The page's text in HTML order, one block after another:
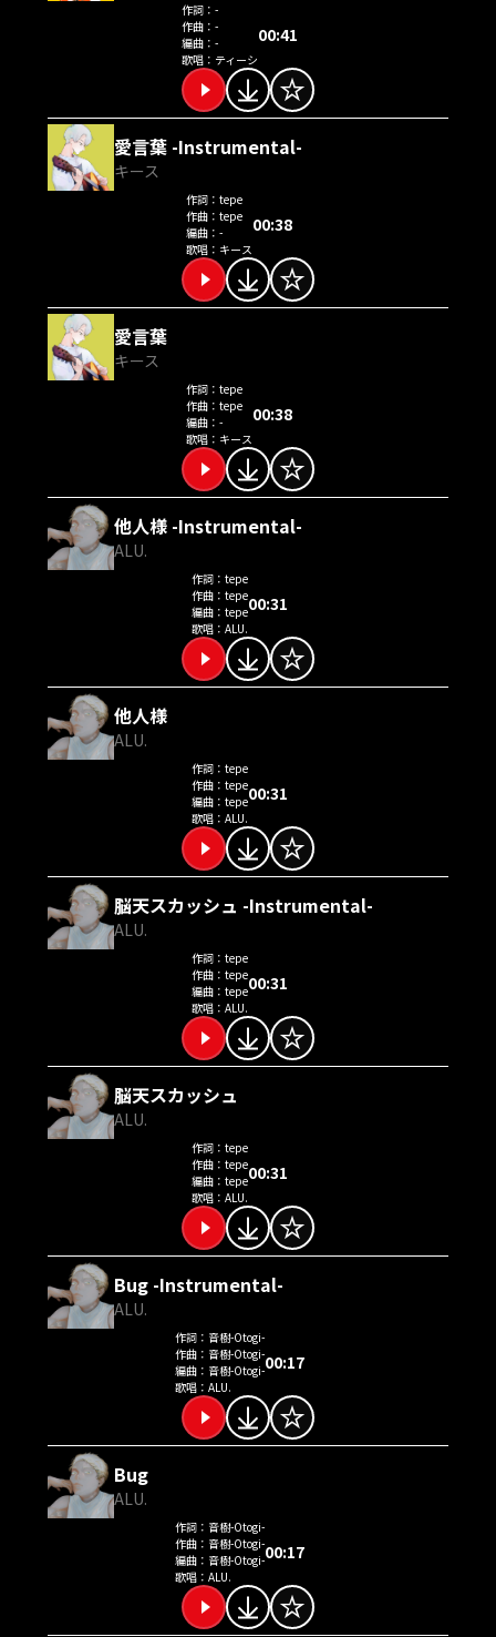
作詞： -
作曲： -
編曲： -
歌唱： ティーシ
00:41
愛言葉 -Instrumental-
キース
作詞：tepe
作曲：tepe
編曲：-
歌唱： キース
00:38
愛言葉
キース
作詞：tepe
作曲：tepe
編曲：-
歌唱： キース
00:38
他人様 -Instrumental-
ALU.
作詞： tepe
作曲： tepe
編曲： tepe
歌唱： ALU.
00:31
他人様
ALU.
作詞： tepe
作曲： tepe
編曲： tepe
歌唱： ALU.
00:31
脳天スカッシュ -Instrumental-
ALU.
作詞： tepe
作曲： tepe
編曲： tepe
歌唱： ALU.
00:31
脳天スカッシュ
ALU.
作詞： tepe
作曲： tepe
編曲： tepe
歌唱： ALU.
00:31
Bug -Instrumental-
ALU.
作詞： 音樹-Otogi-
作曲： 音樹-Otogi-
編曲： 音樹-Otogi-
歌唱： ALU.
00:17
Bug
ALU.
作詞： 音樹-Otogi-
作曲： 音樹-Otogi-
編曲： 音樹-Otogi-
歌唱： ALU.
00:17